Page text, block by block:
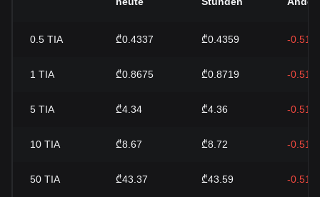
0.5 TIA ₾0.4337 ₾0.4359 -0.51%
1 TIA ₾0.8675 ₾0.8719 -0.51%
5 TIA ₾4.34 ₾4.36 -0.51%
10 TIA ₾8.67 ₾8.72 -0.51%
50 TIA ₾43.37 ₾43.59 -0.51%